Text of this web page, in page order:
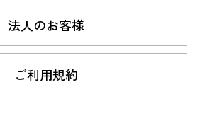
法人のお客様
ご利用規約